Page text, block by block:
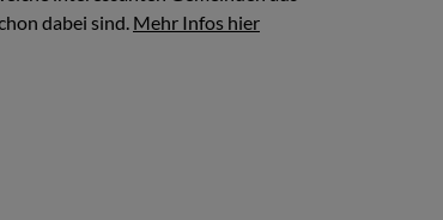
dabei sind. Mehr Infos hier